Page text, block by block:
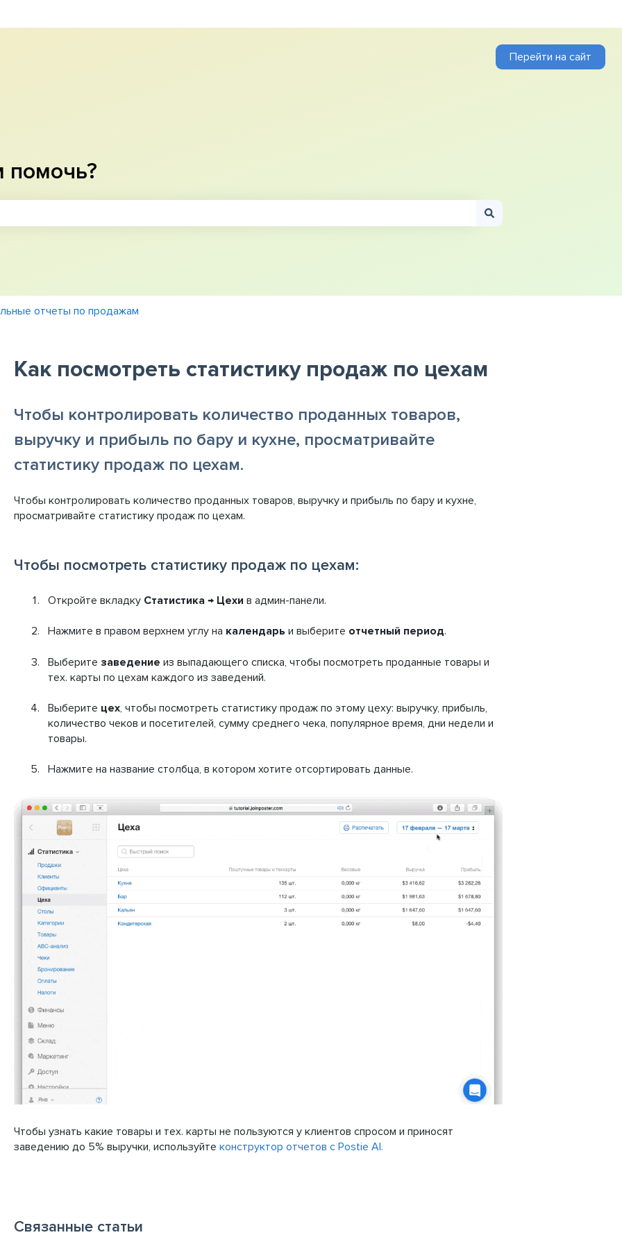
Перейти на сайт
отчеты по продажам
Как посмотреть статистику продаж по цехам
Чтобы контролировать количество проданных товаров,
выручку и прибыль по бару и кухне, просматривайте
статистику продаж по цехам.
Чтобы контролировать количество проданных товаров, выручку и прибыль по бару и кухне,
просматривайте статистику продаж по цехам.
Чтобы посмотреть статистику продаж по цехам:
Откройте вкладку Статистика→ Цехив админ-панели.
Нажмите в правом верхнем углу на календарь и выберите отчетный период.
Выберите заведение из выпадающего списка, чтобы посмотреть проданные товары и
тех. карты по цехам каждого из заведений.
Выберите цех, чтобы посмотреть статистику продаж по этому цеху: выручку, прибыль,
количество чеков и посетителей, сумму среднего чека, популярное время, дни недели и
товары.
Нажмите на название столбца, в котором хотите отсортировать данные.
Чтобы узнать какие товары и тех. карты не пользуются у клиентов спросом и приносят
заведению до 5% выручки, используйте конструктор отчетов с Postie AI.
Связанные статьи